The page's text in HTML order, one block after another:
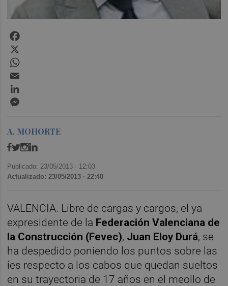
A. MOHORTE
Publicado: 23/05/2013 · 12:03
Actualizado: 23/05/2013 · 22:40
VALENCIA. Libre de cargas y cargos, el ya
expresidente de la Federación Valenciana de
la Construcción (Fevec), Juan Eloy Durá, se
ha despedido poniendo los puntos sobre las
íes respecto a los cabos que quedan sueltos
en su trayectoria de 17 años en el meollo de